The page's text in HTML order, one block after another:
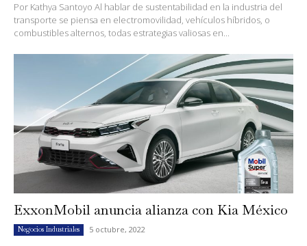
Por Kathya Santoyo Al hablar de sustentabilidad en la industria del
transporte se piensa en electromovilidad, vehículos híbridos, o
combustibles alternos, todas estrategias valiosas en...
ExxonMobil anuncia alianza con Kia México
Negocios Industriales 5 octubre, 2022